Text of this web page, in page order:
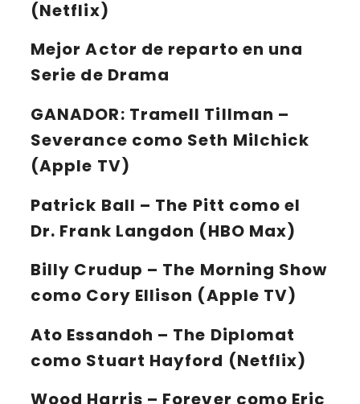
(Netflix)
Mejor Actor de reparto en una
Serie de Drama
GANADOR: Tramell Tillman –
Severance como Seth Milchick
(Apple TV)
Patrick Ball – The Pitt como el
Dr. Frank Langdon (HBO Max)
Billy Crudup – The Morning Show
como Cory Ellison (Apple TV)
Ato Essandoh – The Diplomat
como Stuart Hayford (Netflix)
Wood Harris – Forever como Eric